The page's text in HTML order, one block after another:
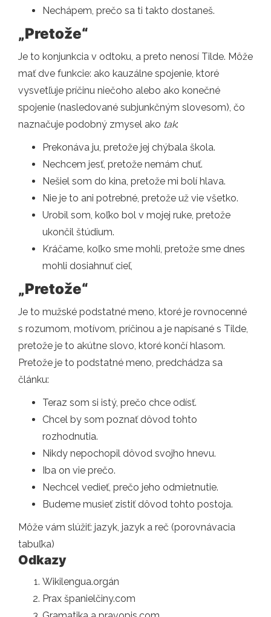
Nechápem, prečo sa ti takto dostaneš.
„Pretože“
Je to konjunkcia v odtoku, a preto nenosí Tilde. Môže
mať dve funkcie: ako kauzálne spojenie, ktoré
vysvetľuje príčinu niečoho alebo ako konečné
spojenie (nasledované subjunkčným slovesom), čo
naznačuje podobný zmysel ako tak:
Prekonáva ju, pretože jej chýbala škola.
Nechcem jesť, pretože nemám chuť.
Nešiel som do kina, pretože mi bolí hlava.
Nie je to ani potrebné, pretože už vie všetko.
Urobil som, koľko bol v mojej ruke, pretože
ukončil štúdium.
Kráčame, koľko sme mohli, pretože sme dnes
mohli dosiahnuť cieľ,
„Pretože“
Je to mužské podstatné meno, ktoré je rovnocenné
s rozumom, motívom, príčinou a je napísané s Tilde,
pretože je to akútne slovo, ktoré končí hlasom.
Pretože je to podstatné meno, predchádza sa
článku:
Teraz som si istý, prečo chce odísť.
Chcel by som poznať dôvod tohto
rozhodnutia.
Nikdy nepochopil dôvod svojho hnevu.
Iba on vie prečo.
Nechcel vedieť, prečo jeho odmietnutie.
Budeme musieť zistiť dôvod tohto postoja.
Môže vám slúžiť: jazyk, jazyk a reč (porovnávacia
tabuľka)
Odkazy
Wikilengua.orgán
Prax španielčiny.com